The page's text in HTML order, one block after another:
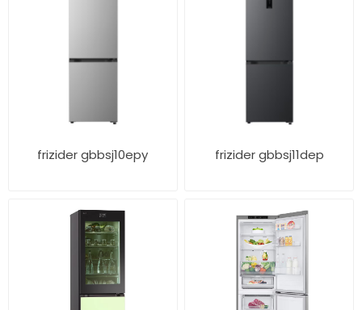
frizider gbbsj10epy frizider gbbsj11dep